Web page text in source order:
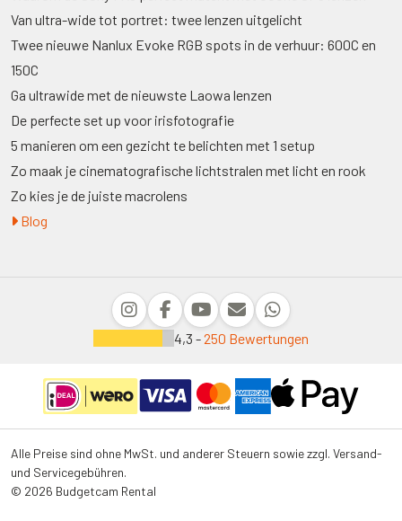
Van ultra-wide tot portret: twee lenzen uitgelicht
Twee nieuwe Nanlux Evoke RGB spots in de verhuur: 600C en
150C
Ga ultrawide met de nieuwste Laowa lenzen
De perfecte set up voor irisfotografie
5 manieren om een gezicht te belichten met 1 setup
Zo maak je cinematografische lichtstralen met licht en rook
Zo kies je de juiste macrolens
Blog
4,3 -250 Bewertungen
Alle Preise sind ohne MwSt. und anderer Steuern sowie zzgl. Versand-
und Servicegebühren.
© 2026 Budgetcam Rental